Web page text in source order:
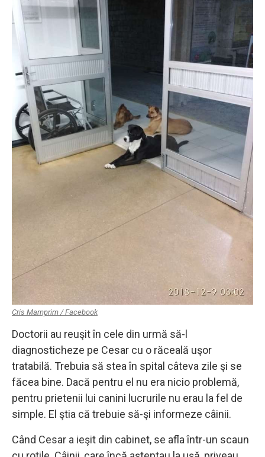
Cris Mamprim / Facebook
Doctorii au reuşit în cele din urmă să-l
diagnosticheze pe Cesar cu o răceală uşor
tratabilă. Trebuia să stea în spital câteva zile şi se
făcea bine. Dacă pentru el nu era nicio problemă,
pentru prietenii lui canini lucrurile nu erau la fel de
simple. El ştia că trebuie să-şi informeze câinii.
Când Cesar a ieşit din cabinet, se afla într-un scaun